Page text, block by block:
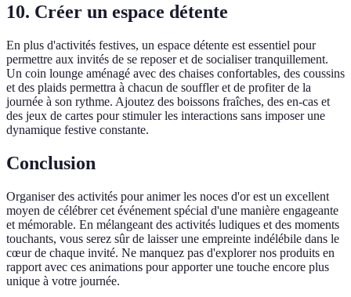
10. Créer un espace détente
En plus d'activités festives, un espace détente est essentiel pour
permettre aux invités de se reposer et de socialiser tranquillement.
Un coin lounge aménagé avec des chaises confortables, des coussins
et des plaids permettra à chacun de souffler et de profiter de la
journée à son rythme. Ajoutez des boissons fraîches, des en-cas et
des jeux de cartes pour stimuler les interactions sans imposer une
dynamique festive constante.
Conclusion
Organiser des activités pour animer les noces d'or est un excellent
moyen de célébrer cet événement spécial d'une manière engageante
et mémorable. En mélangeant des activités ludiques et des moments
touchants, vous serez sûr de laisser une empreinte indélébile dans le
cœur de chaque invité. Ne manquez pas d'explorer nos produits en
rapport avec ces animations pour apporter une touche encore plus
unique à votre journée.